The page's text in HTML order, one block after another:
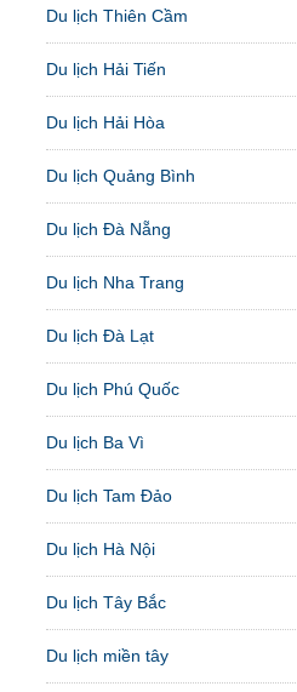
Du lịch Thiên Cầm
Du lịch Hải Tiến
Du lịch Hải Hòa
Du lịch Quảng Bình
Du lịch Đà Nẵng
Du lịch Nha Trang
Du lịch Đà Lạt
Du lịch Phú Quốc
Du lịch Ba Vì
Du lịch Tam Đảo
Du lịch Hà Nội
Du lịch Tây Bắc
Du lịch miền tây